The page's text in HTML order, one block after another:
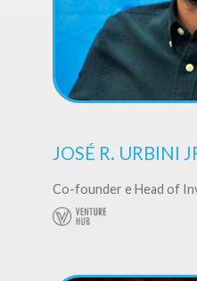
JOSÉ R. URBINI
Co-founder e Head of